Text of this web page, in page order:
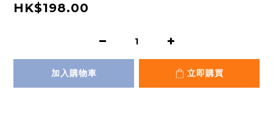
HK$198.00
加入購物車 立即購買